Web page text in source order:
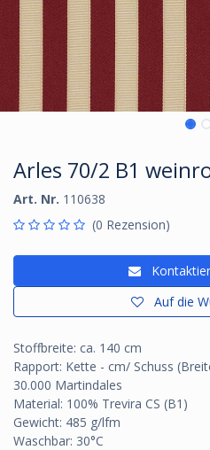
Arles 70/2 B1
Art. Nr. 110638
(0 Rezension)
Auf die
Stoffbreite: ca. 140 cm
Rapport: Kette - cm/ Schuss
30.000 Martindales
Material: 100% Trevira CS (B1)
Gewicht: 485 g/lfm
Waschbar: 30°C